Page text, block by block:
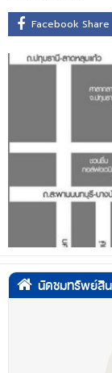
Facebook Share
นัดชมทรัพย์สิ